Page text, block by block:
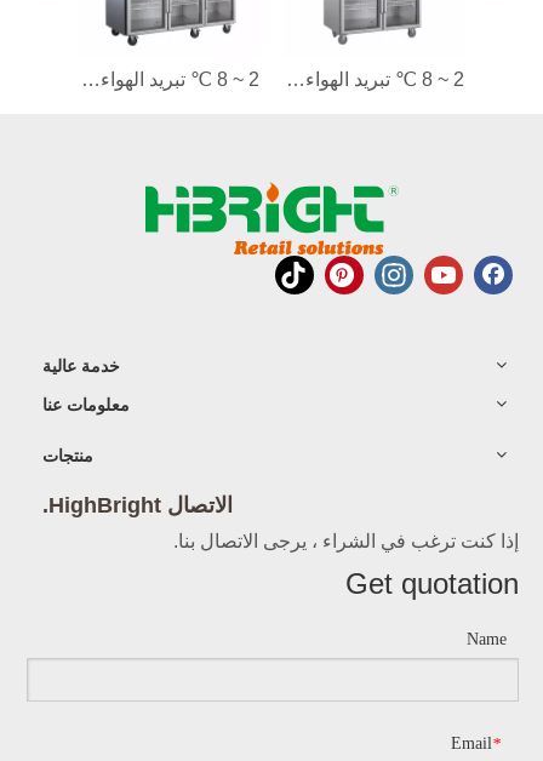
2 ~ 8 ℃ تبريد الهواء/التبريد الثابت 6 الأبواب الزجاجية ثلاجة ثلاجة مستقيمة في الثلاجة 2 ~ 8 ℃ تبريد الهواء/التبريد الثابت 4 الأبواب الزجاجية ثلاجة ثلاجة مستقيمة في الثلاجة
خدمة عالية
معلومات عنا
منتجات
الاتصال HighBright.
إذا كنت ترغب في الشراء ، يرجى الاتصال بنا.
Get quotation
Name
*
Email